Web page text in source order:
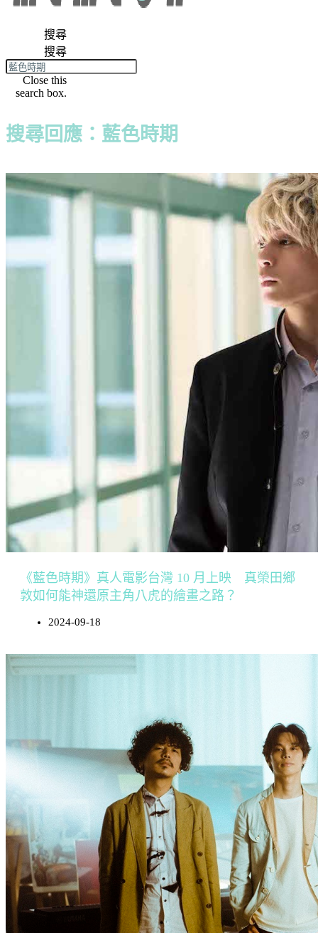
搜尋
搜尋
Close this
search box.
搜尋回應：藍色時期
《藍色時期》真人電影台灣 10 月上映 真榮田鄉
敦如何能神還原主角八虎的繪畫之路？
2024-09-18